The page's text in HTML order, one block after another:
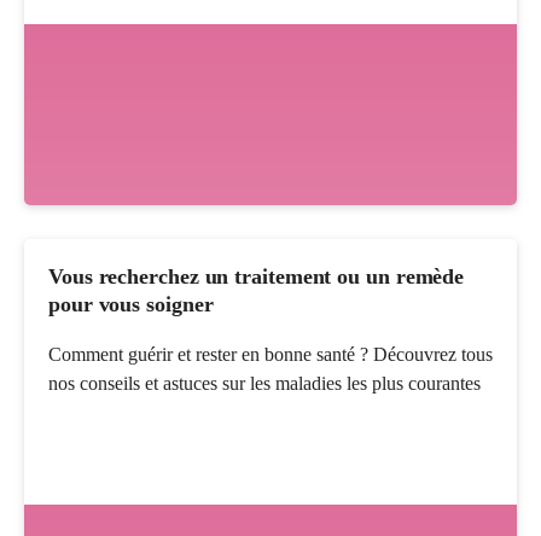
Vous recherchez un traitement ou un remède
pour vous soigner
Comment guérir et rester en bonne santé ? Découvrez tous
nos conseils et astuces sur les maladies les plus courantes